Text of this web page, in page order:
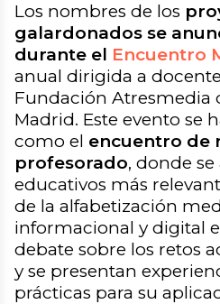
Los nombres de los
galardonados se
durante el Encuentro
anual dirigida a
Fundación Atresmedia
Madrid. Este evento se
como el encuentro de
profesorado, donde
educativos más
de la alfabetización
informacional y digital
debate sobre los retos
y se presentan
prácticas para su